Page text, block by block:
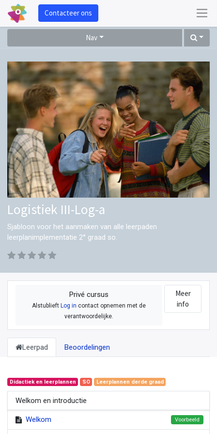
Contacteer ons
Nav
Logistiek III-Log-a
Sjabloon voor het aanmaken van alle leerpaden
leerplanimplementatie 2° graad so.
Privé cursus
AlstublieftLog in contact opnemen met de
verantwoordelijke.
Meer
info
Leerpad Beoordelingen
Didactiek en leerplannen SO Leerplannen derde graad
Welkom en introductie
Welkom Voorbeeld